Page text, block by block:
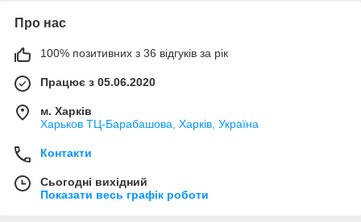
Про нас
100% позитивних з 36 відгуків за рік
Працює з 05.06.2020
м. Харків
Харьков ТЦ-Барабашова, Харків, Україна
Контакти
Сьогодні вихідний
Показати весь графік роботи